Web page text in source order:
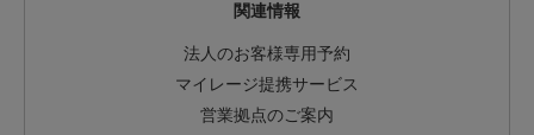
関連情報
法人のお客様専用予約
マイレージ提携サービス
営業拠点のご案内